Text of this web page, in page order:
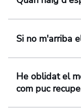
Si no m'arriba
He oblidat el
com puc